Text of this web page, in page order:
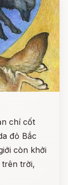
chí cốt
đỏ Bắc
còn khởi
trên trời,